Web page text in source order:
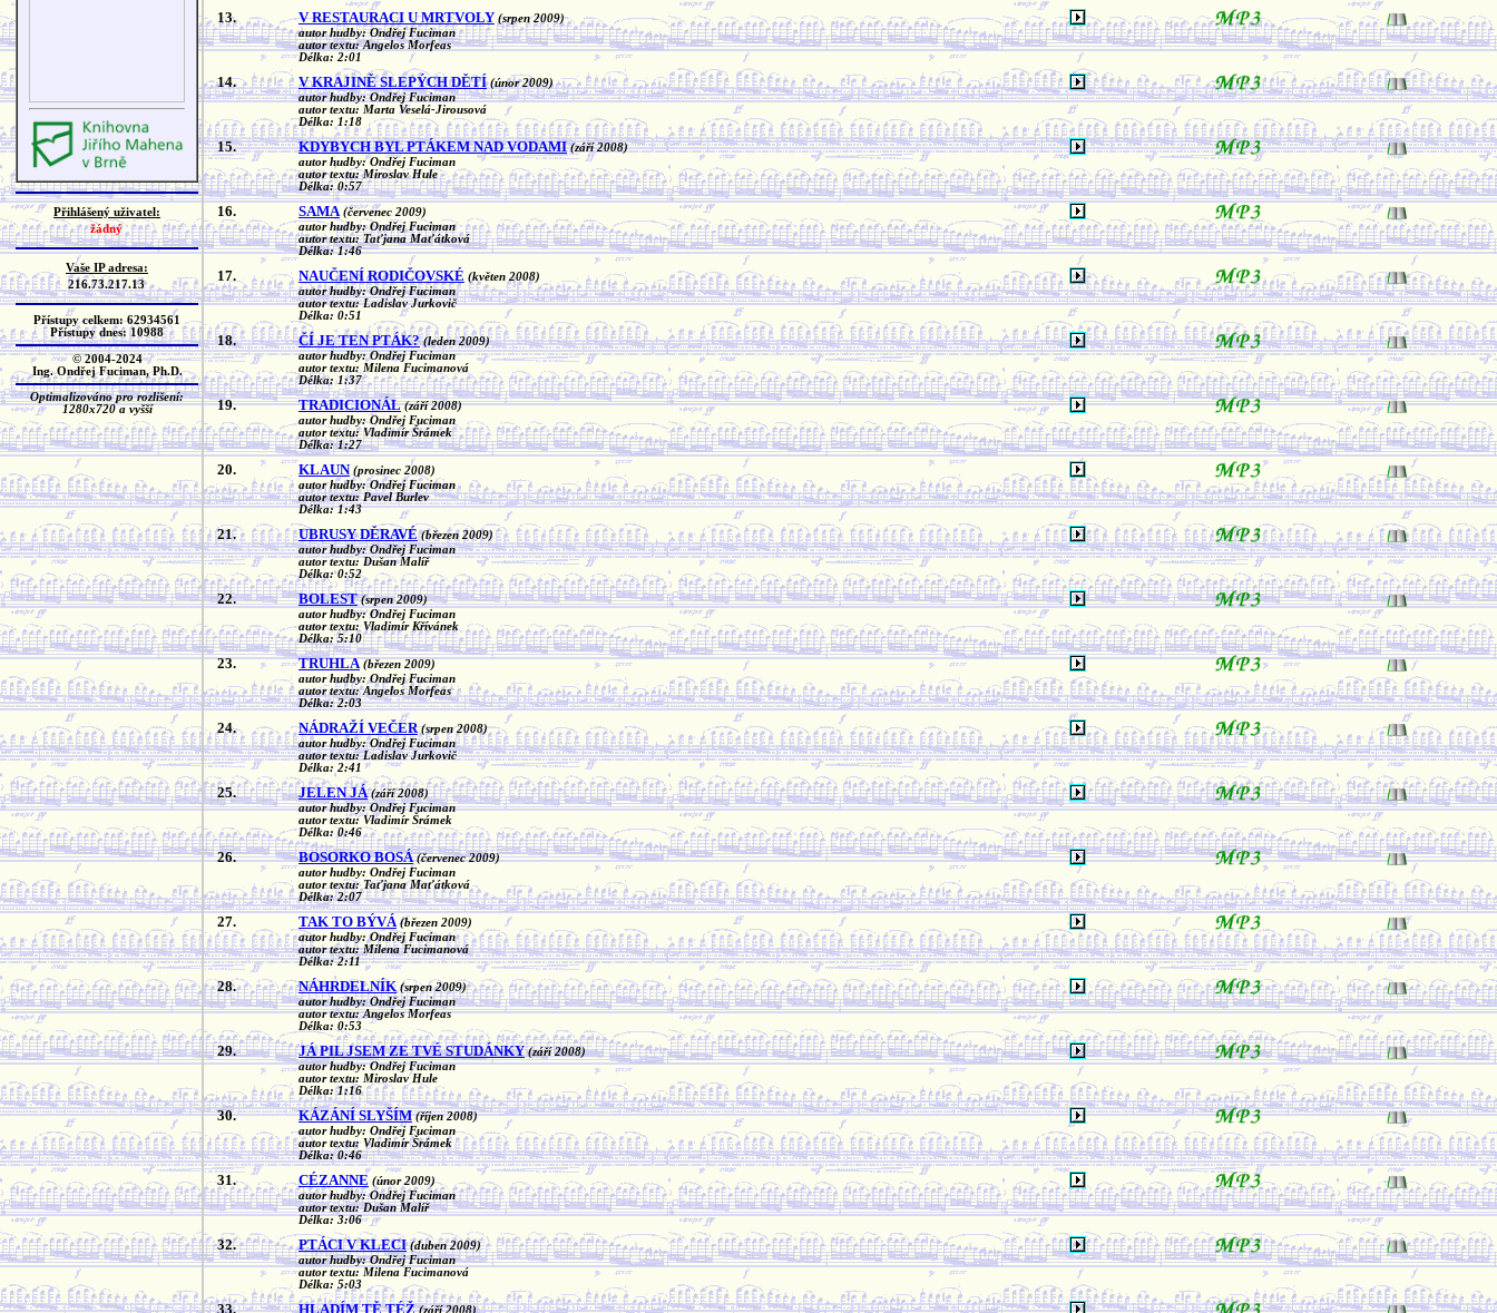
Přihlášený uživatel:
žádný
Vaše IP adresa:
216.73.217.13
Přístupy celkem: 62934561
Přístupy dnes: 10988
© 2004-2024
Ing. Ondřej Fuciman, Ph.D.
Optimalizováno pro rozlišení:
1280x720 a vyšší
13. V RESTAURACI U MRTVOLY (srpen 2009)
autor hudby: Ondřej Fuciman
autor textu: Angelos Morfeas
Délka: 2:01
14. V KRAJINĚ SLEPÝCH DĚTÍ (únor 2009)
autor hudby: Ondřej Fuciman
autor textu: Marta Veselá-Jirousová
Délka: 1:18
15. KDYBYCH BYL PTÁKEM NAD VODAMI (září 2008)
autor hudby: Ondřej Fuciman
autor textu: Miroslav Hule
Délka: 0:57
16. SAMA (červenec 2009)
autor hudby: Ondřej Fuciman
autor textu: Taťjana Maťátková
Délka: 1:46
17. NAUČENÍ RODIČOVSKÉ (květen 2008)
autor hudby: Ondřej Fuciman
autor textu: Ladislav Jurkovič
Délka: 0:51
18. ČÍ JE TEN PTÁK? (leden 2009)
autor hudby: Ondřej Fuciman
autor textu: Milena Fucimanová
Délka: 1:37
19. TRADICIONÁL (září 2008)
autor hudby: Ondřej Fuciman
autor textu: Vladimír Šrámek
Délka: 1:27
20. KLAUN (prosinec 2008)
autor hudby: Ondřej Fuciman
autor textu: Pavel Burlev
Délka: 1:43
21. UBRUSY DĚRAVÉ (březen 2009)
autor hudby: Ondřej Fuciman
autor textu: Dušan Malíř
Délka: 0:52
22. BOLEST (srpen 2009)
autor hudby: Ondřej Fuciman
autor textu: Vladimír Křívánek
Délka: 5:10
23. TRUHLA (březen 2009)
autor hudby: Ondřej Fuciman
autor textu: Angelos Morfeas
Délka: 2:03
24. NÁDRAŽÍ VEČER (srpen 2008)
autor hudby: Ondřej Fuciman
autor textu: Ladislav Jurkovič
Délka: 2:41
25. JELEN JÁ (září 2008)
autor hudby: Ondřej Fuciman
autor textu: Vladimír Šrámek
Délka: 0:46
26. BOSORKO BOSÁ (červenec 2009)
autor hudby: Ondřej Fuciman
autor textu: Taťjana Maťátková
Délka: 2:07
27. TAK TO BÝVÁ (březen 2009)
autor hudby: Ondřej Fuciman
autor textu: Milena Fucimanová
Délka: 2:11
28. NÁHRDELNÍK (srpen 2009)
autor hudby: Ondřej Fuciman
autor textu: Angelos Morfeas
Délka: 0:53
29. JÁ PIL JSEM ZE TVÉ STUDÁNKY (září 2008)
autor hudby: Ondřej Fuciman
autor textu: Miroslav Hule
Délka: 1:16
30. KÁZÁNÍ SLYŠÍM (říjen 2008)
autor hudby: Ondřej Fuciman
autor textu: Vladimír Šrámek
Délka: 0:46
31. CÉZANNE (únor 2009)
autor hudby: Ondřej Fuciman
autor textu: Dušan Malíř
Délka: 3:06
32. PTÁCI V KLECI (duben 2009)
autor hudby: Ondřej Fuciman
autor textu: Milena Fucimanová
Délka: 5:03
33. HLADÍM TĚ TÉŽ (září 2008)